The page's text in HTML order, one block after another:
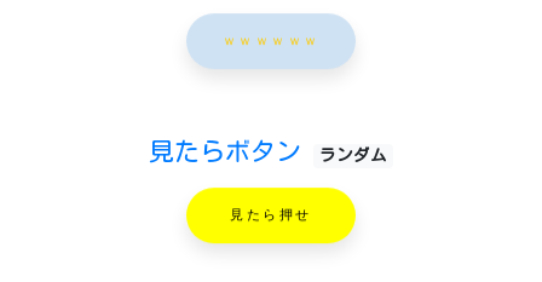
ｗｗｗｗｗｗ
見たらボタン ランダム
見たら押せ